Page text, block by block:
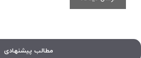
مطالب پیشنهادی